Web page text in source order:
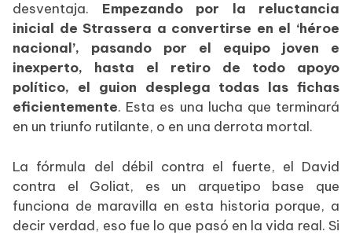
desventaja. Empezando por la reluctancia
inicial de Strassera a convertirse en el ‘héroe
nacional’, pasando por el equipo joven e
inexperto, hasta el retiro de todo apoyo
político, el guion desplega todas las fichas
eficientemente. Esta es una lucha que terminará
en un triunfo rutilante, o en una derrota mortal.
La fórmula del débil contra el fuerte, el David
contra el Goliat, es un arquetipo base que
funciona de maravilla en esta historia porque, a
decir verdad, eso fue lo que pasó en la vida real. Si